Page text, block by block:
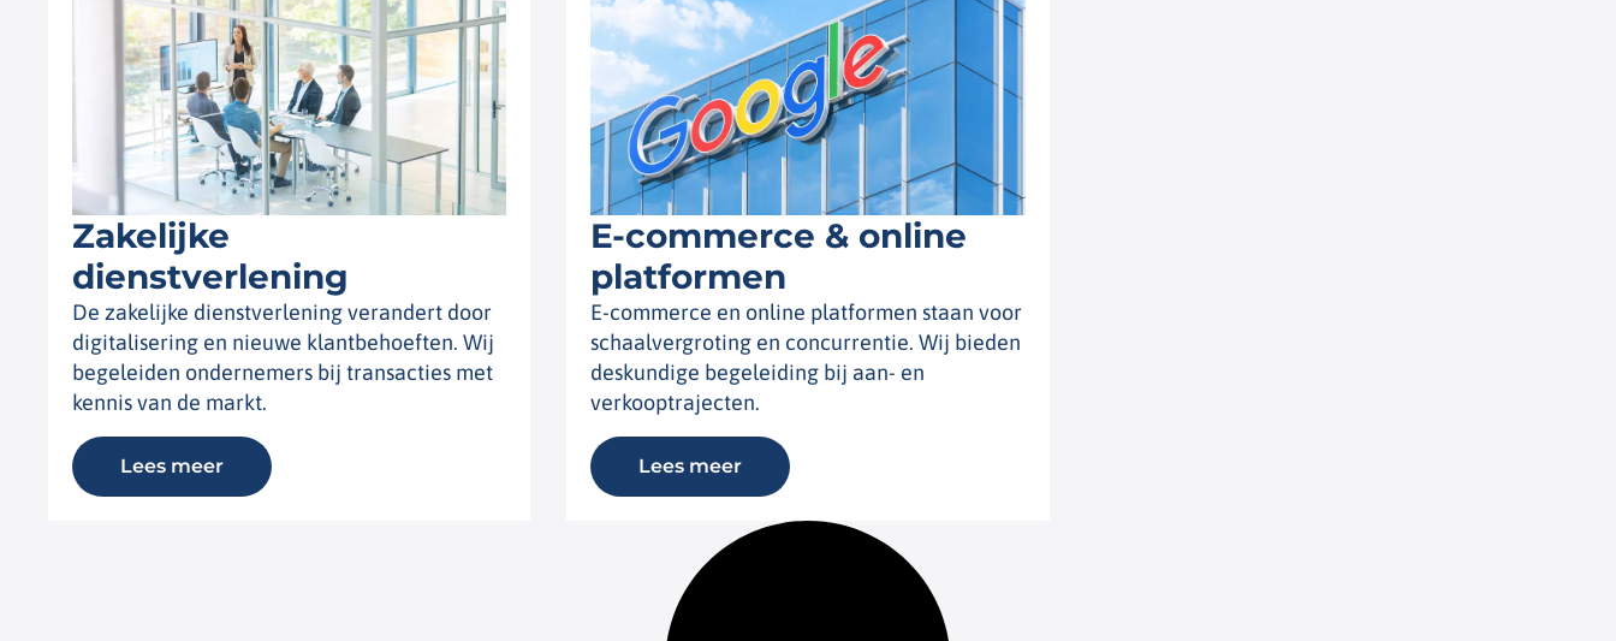
Zakelijke
dienstverlening
De zakelijke dienstverlening verandert door
digitalisering en nieuwe klantbehoeften. Wij
begeleiden ondernemers bij transacties met
kennis van de markt.
Lees meer
E-commerce & online
platformen
E-commerce en online platformen staan voor
schaalvergroting en concurrentie. Wij bieden
deskundige begeleiding bij aan- en
verkooptrajecten.
Lees meer